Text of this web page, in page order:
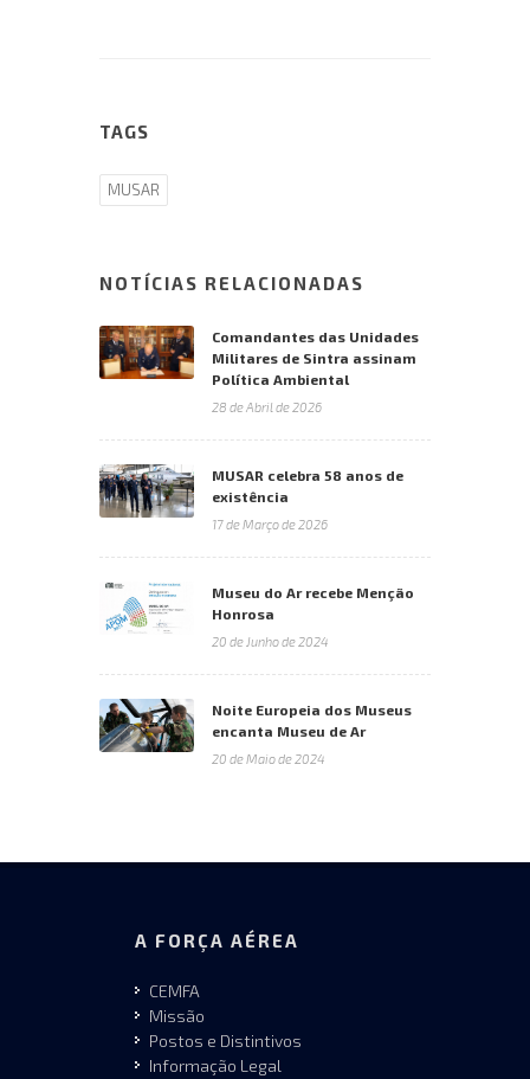
TAGS
MUSAR
NOTÍCIAS RELACIONADAS
Comandantes das Unidades
Militares de Sintra assinam
Política Ambiental
28 de Abril de 2026
MUSAR celebra 58 anos de
existência
17 de Março de 2026
Museu do Ar recebe Menção
Honrosa
20 de Junho de 2024
Noite Europeia dos Museus
encanta Museu de Ar
20 de Maio de 2024
A FORÇA AÉREA
CEMFA
Missão
Postos e Distintivos
Informação Legal